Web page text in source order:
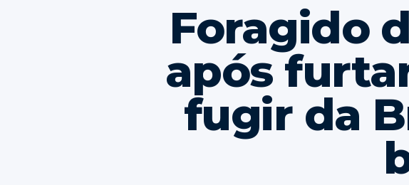
Foragido
após
fugir da